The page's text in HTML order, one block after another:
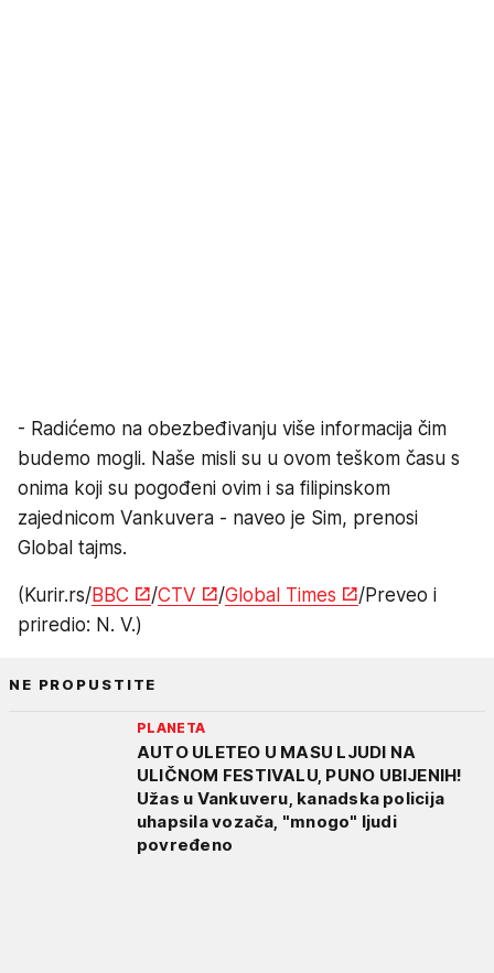
- Radićemo na obezbeđivanju više informacija čim
budemo mogli. Naše misli su u ovom teškom času s
onima koji su pogođeni ovim i sa filipinskom
zajednicom Vankuvera - naveo je Sim, prenosi
Global tajms.
(Kurir.rs/BBC /CTV /Global Times
/Preveo i
priredio: N. V.)
NE PROPUSTITE
PLANETA
AUTO ULETEO U MASU LJUDI NA
ULIČNOM FESTIVALU, PUNO UBIJENIH!
Užas u Vankuveru, kanadska policija
uhapsila vozača, "mnogo" ljudi
povređeno